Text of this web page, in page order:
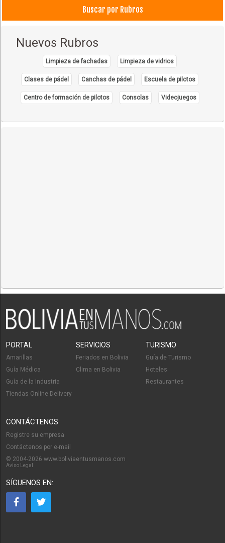
Buscar por Rubros
Nuevos Rubros
Limpieza de fachadas Limpieza de vidrios
Clases de pádel Canchas de pádel Escuela de pilotos
Centro de formación de pilotos Consolas Videojuegos
PORTAL
Amarillas
Guía Médica
Guía de la Industria
Tiendas Online Delivery
SERVICIOS
Feriados en Bolivia
Clima en Bolivia
TURISMO
Guía de Turismo
Hoteles
Restaurantes
CONTÁCTENOS
Registre su empresa
Contáctenos por e-mail
© 2004-2026 www.boliviaentusmanos.com
Aviso Legal
SÍGUENOS EN: